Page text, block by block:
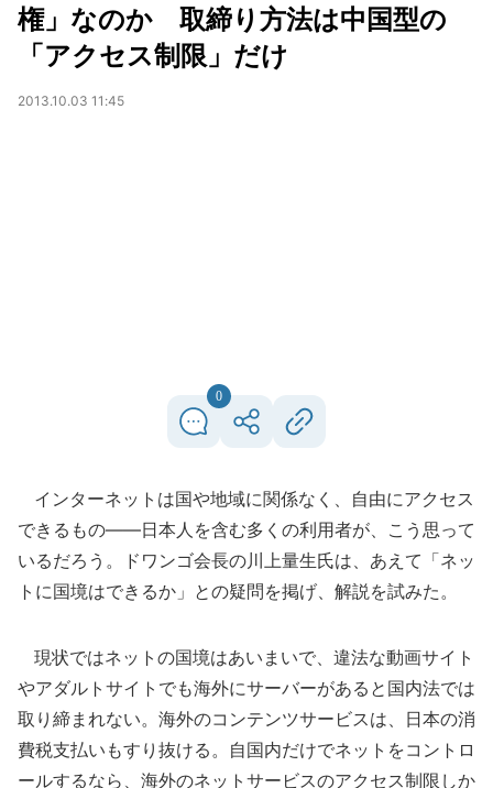
権」なのか 取締り方法は中国型の
「アクセス制限」だけ
2013.10.03 11:45
0
インターネットは国や地域に関係なく、自由にアクセス
できるもの――日本人を含む多くの利用者が、こう思って
いるだろう。ドワンゴ会長の川上量生氏は、あえて「ネッ
トに国境はできるか」との疑問を掲げ、解説を試みた。
現状ではネットの国境はあいまいで、違法な動画サイト
やアダルトサイトでも海外にサーバーがあると国内法では
取り締まれない。海外のコンテンツサービスは、日本の消
費税支払いもすり抜ける。自国内だけでネットをコントロ
ールするなら、海外のネットサービスのアクセス制限しか